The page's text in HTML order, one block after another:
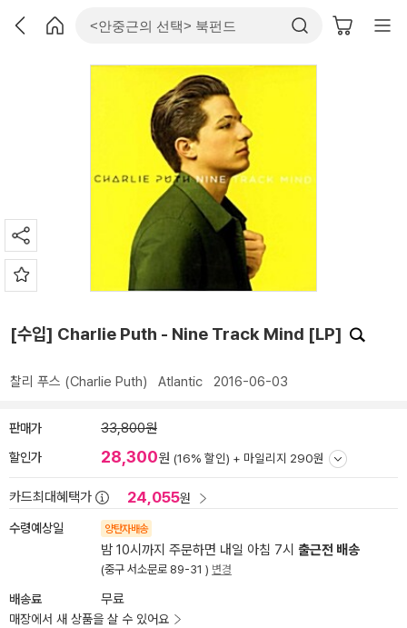
[수입] Charlie Puth - Nine Track Mind [LP]
찰리 푸스 (Charlie Puth) Atlantic 2016-06-03
판매가 33,800원
할인가 28,300원 (16% 할인) + 마일리지 290원
카드최대혜택가 24,055원
수령예상일 양탄자배송
밤 10시까지 주문하면 내일 아침 7시 출근전 배송
(중구 서소문로 89-31 ) 변경
배송료 무료
매장에서 새 상품을 살 수 있어요